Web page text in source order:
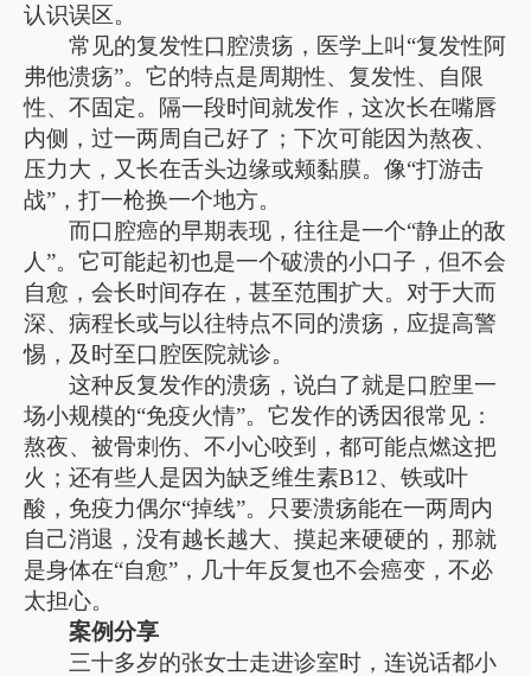
认识误区。
常见的复发性口腔溃疡，医学上叫“复发性阿
弗他溃疡”。它的特点是周期性、复发性、自限
性、不固定。隔一段时间就发作，这次长在嘴唇
内侧，过一两周自己好了；下次可能因为熬夜、
压力大，又长在舌头边缘或颊黏膜。像“打游击
战”，打一枪换一个地方。
而口腔癌的早期表现，往往是一个“静止的敌
人”。它可能起初也是一个破溃的小口子，但不会
自愈，会长时间存在，甚至范围扩大。对于大而
深、病程长或与以往特点不同的溃疡，应提高警
惕，及时至口腔医院就诊。
这种反复发作的溃疡，说白了就是口腔里一
场小规模的“免疫火情”。它发作的诱因很常见：
熬夜、被骨刺伤、不小心咬到，都可能点燃这把
火；还有些人是因为缺乏维生素B12、铁或叶
酸，免疫力偶尔“掉线”。只要溃疡能在一两周内
自己消退，没有越长越大、摸起来硬硬的，那就
是身体在“自愈”，几十年反复也不会癌变，不必
太担心。
案例分享
三十多岁的张女士走进诊室时，连说话都小